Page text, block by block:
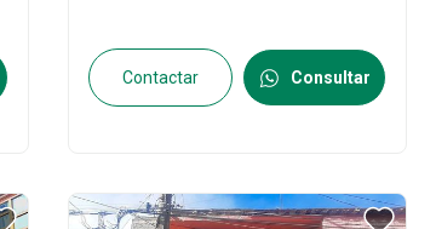
Contactar Consultar